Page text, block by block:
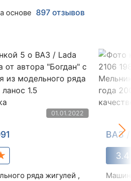
основе 897 отзывов
01.01.2022
ряда жигулей ,
ВАЗ /
3.4